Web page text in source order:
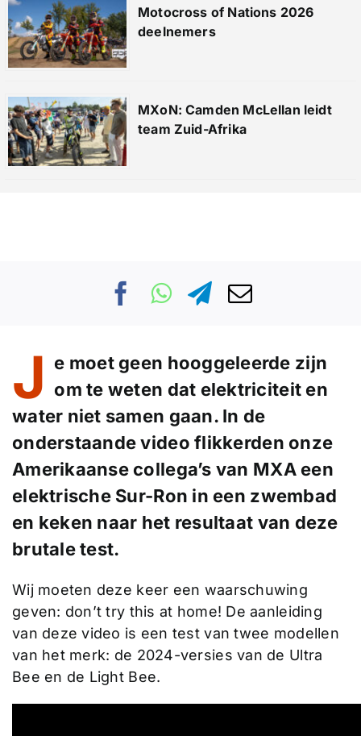
Motocross of Nations 2026
deelnemers
MXoN: Camden McLellan leidt
team Zuid-Afrika
J e moet geen hooggeleerde zijn
om te weten dat elektriciteit en
water niet samen gaan. In de
onderstaande video flikkerden onze
Amerikaanse collega’s van MXA een
elektrische Sur-Ron in een zwembad
en keken naar het resultaat van deze
brutale test.
Wij moeten deze keer een waarschuwing
geven: don’t try this at home! De aanleiding
van deze video is een test van twee modellen
van het merk: de 2024-versies van de Ultra
Bee en de Light Bee.